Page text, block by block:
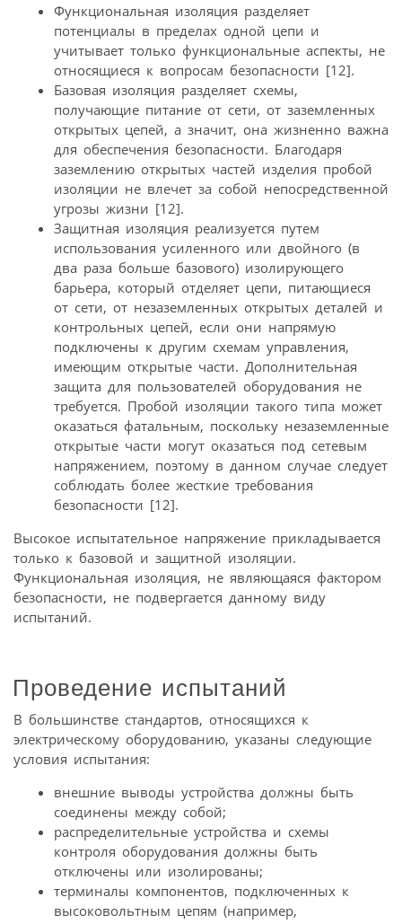
Функциональная изоляция разделяет
потенциалы в пределах одной цепи и
учитывает только функциональные аспекты, не
относящиеся к вопросам безопасности [12].
Базовая изоляция разделяет схемы,
получающие питание от сети, от заземленных
открытых цепей, а значит, она жизненно важна
для обеспечения безопасности. Благодаря
заземлению открытых частей изделия пробой
изоляции не влечет за собой непосредственной
угрозы жизни [12].
Защитная изоляция реализуется путем
использования усиленного или двойного (в
два раза больше базового) изолирующего
барьера, который отделяет цепи, питающиеся
от сети, от незаземленных открытых деталей и
контрольных цепей, если они напрямую
подключены к другим схемам управления,
имеющим открытые части. Дополнительная
защита для пользователей оборудования не
требуется. Пробой изоляции такого типа может
оказаться фатальным, поскольку незаземленные
открытые части могут оказаться под сетевым
напряжением, поэтому в данном случае следует
соблюдать более жесткие требования
безопасности [12].
Высокое испытательное напряжение прикладывается
только к базовой и защитной изоляции.
Функциональная изоляция, не являющаяся фактором
безопасности, не подвергается данному виду
испытаний.
Проведение испытаний
В большинстве стандартов, относящихся к
электрическому оборудованию, указаны следующие
условия испытания:
внешние выводы устройства должны быть
соединены между собой;
распределительные устройства и схемы
контроля оборудования должны быть
отключены или изолированы;
терминалы компонентов, подключенных к
высоковольтным цепям (например,